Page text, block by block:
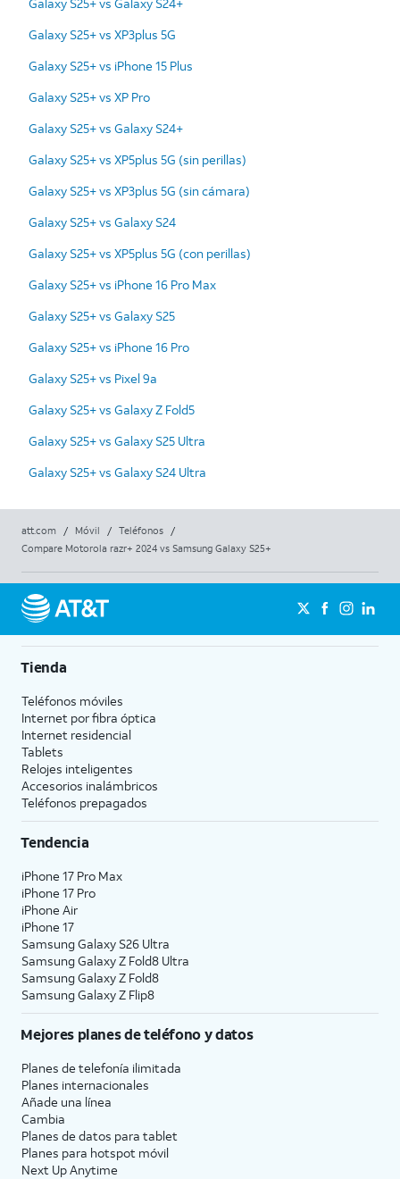
Galaxy S25+ vs XP3plus 5G
Galaxy S25+ vs iPhone 15 Plus
Galaxy S25+ vs XP Pro
Galaxy S25+ vs Galaxy S24+
Galaxy S25+ vs XP5plus 5G (sin perillas)
Galaxy S25+ vs XP3plus 5G (sin cámara)
Galaxy S25+ vs Galaxy S24
Galaxy S25+ vs XP5plus 5G (con perillas)
Galaxy S25+ vs iPhone 16 Pro Max
Galaxy S25+ vs Galaxy S25
Galaxy S25+ vs iPhone 16 Pro
Galaxy S25+ vs Pixel 9a
Galaxy S25+ vs Galaxy Z Fold5
Galaxy S25+ vs Galaxy S25 Ultra
Galaxy S25+ vs Galaxy S24 Ultra
att.com / Móvil / Teléfonos
/
Compare Motorola razr+ 2024 vs Samsung Galaxy S25+
Tienda
Teléfonos móviles
Internet por fibra óptica
Internet residencial
Tablets
Relojes inteligentes
Accesorios inalámbricos
Teléfonos prepagados
Tendencia
iPhone 17 Pro Max
iPhone 17 Pro
iPhone Air
iPhone 17
Samsung Galaxy S26 Ultra
Samsung Galaxy Z Fold8 Ultra
Samsung Galaxy Z Fold8
Samsung Galaxy Z Flip8
Mejores planes de teléfono y datos
Planes de telefonía ilimitada
Planes internacionales
Añade una línea
Cambia
Planes de datos para tablet
Planes para hotspot móvil
Next Up Anytime